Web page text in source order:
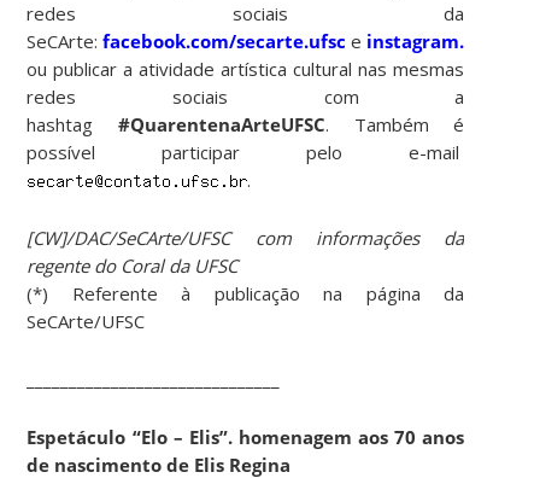
redes sociais da
SeCArte:facebook.com/secarte.ufsc e instagram.com/
ou publicar a atividade artística cultural nas mesmas
redes sociais com a
hashtag#QuarentenaArteUFSC. Também é
possível participar pelo e-mail
.
[CW]/DAC/SeCArte/UFSC com informações da
regente do Coral da UFSC
(*) Referente à publicação na página da
SeCArte/UFSC
Espetáculo “Elo – Elis”. homenagem aos 70 anos
de nascimento de Elis Regina